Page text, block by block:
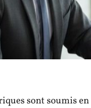
sont soumis